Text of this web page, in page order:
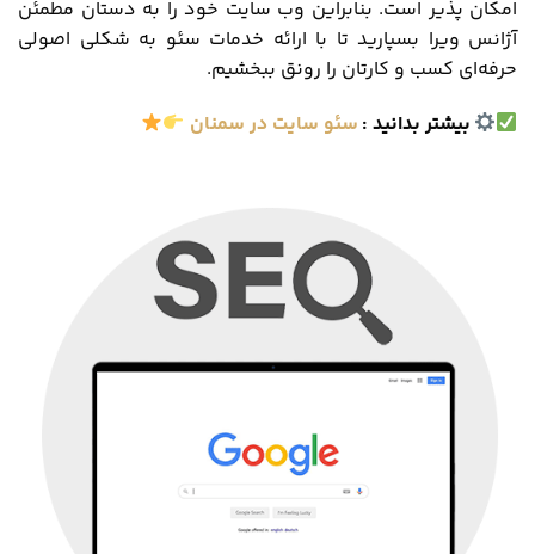
امکان پذیر است. بنابراین وب ‌سایت‌ خود را به دستان مطمئن
آژانس ویرا بسپارید تا با ارائه خدمات سئو به شکلی اصولی
حرفه‌ای کسب‌ و کارتان را رونق ببخشیم.
بیشتر بدانید : سئو سایت در سمنان